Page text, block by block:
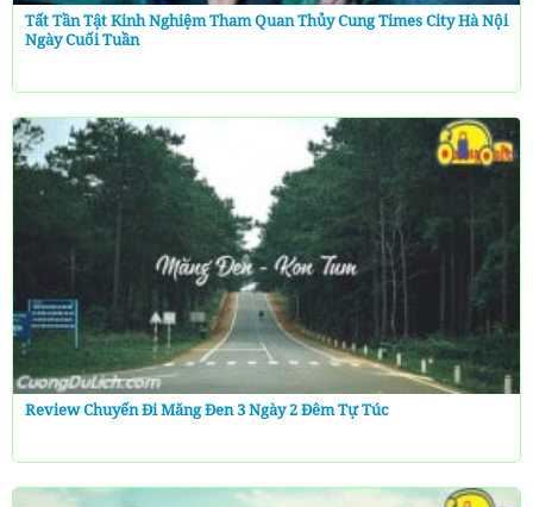
Tất Tần Tật Kinh Nghiệm Tham Quan Thủy Cung Times City Hà Nội
Ngày Cuối Tuần
Review Chuyến Đi Măng Đen 3 Ngày 2 Đêm Tự Túc